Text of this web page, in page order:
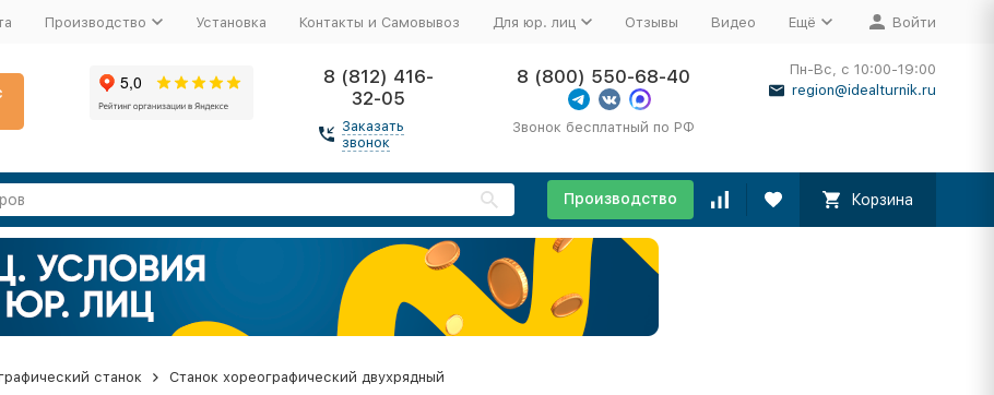
Производство Установка Контакты и Самовывоз Для юр. лиц Отзывы Видео Ещё Войти
8 (812) 416-
32-05
Заказать
звонок
8 (800) 550-68-40
Звонок бесплатный по РФ
Пн-Вс, с 10:00-19:00
region@idealturnik.ru
Производство Корзина
станок
Станок хореографический двухрядный